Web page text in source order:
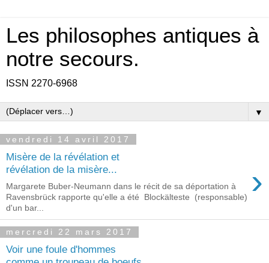
Les philosophes antiques à
notre secours.
ISSN 2270-6968
▼
vendredi 14 avril 2017
Misère de la révélation et
révélation de la misère...
›
Margarete Buber-Neumann dans le récit de sa déportation à
Ravensbrück rapporte qu'elle a été Blockälteste (responsable)
d'un bar...
mercredi 22 mars 2017
Voir une foule d'hommes